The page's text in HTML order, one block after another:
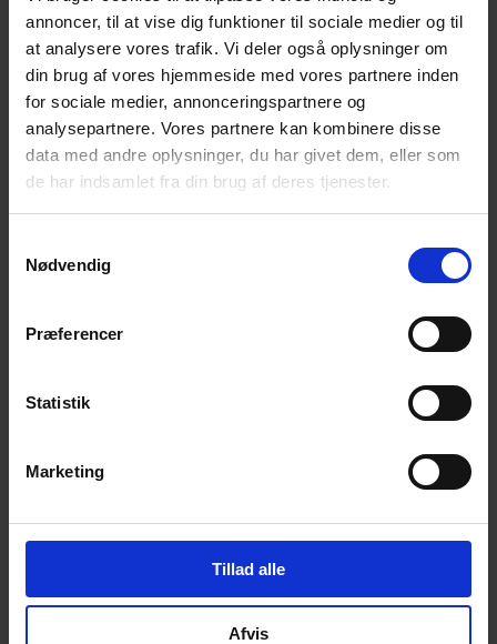
annoncer, til at vise dig funktioner til sociale medier og til
at analysere vores trafik. Vi deler også oplysninger om
din brug af vores hjemmeside med vores partnere inden
for sociale medier, annonceringspartnere og
analysepartnere. Vores partnere kan kombinere disse
data med andre oplysninger, du har givet dem, eller som
de har indsamlet fra din brug af deres tjenester.
Nødvendig
Præferencer
Statistik
Marketing
Tillad alle
Afvis
Bliv en del af universet
Få magiske nyheder om bøger, malebøger og
inspiration direkte i din indbakke.